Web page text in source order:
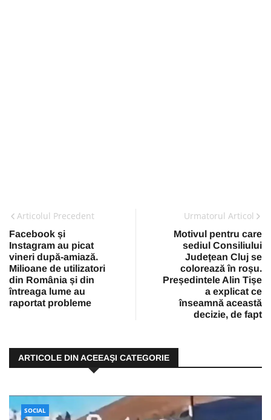
Articolul Precedent
Facebook și
Instagram au picat
vineri după-amiază.
Milioane de utilizatori
din România și din
întreaga lume au
raportat probleme
Urmatorul Articol
Motivul pentru care
sediul Consiliului
Județean Cluj se
colorează în roșu.
Președintele Alin Tișe
a explicat ce
înseamnă această
decizie, de fapt
ARTICOLE DIN ACEEAŞI CATEGORIE
SOCIAL